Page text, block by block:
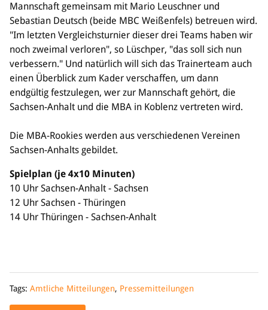
Service
Stellenangebote
Downloads
Turnier- & Campbörse
FAQ
Kontakt
Vereinsfanshops
Mannschaft gemeinsam mit Mario Leuschner und
Sebastian Deutsch (beide MBC Weißenfels) betreuen wird.
"Im letzten Vergleichsturnier dieser drei Teams haben wir
noch zweimal verloren", so Lüschper, "das soll sich nun
verbessern." Und natürlich will sich das Trainerteam auch
einen Überblick zum Kader verschaffen, um dann
endgültig festzulegen, wer zur Mannschaft gehört, die
Sachsen-Anhalt und die MBA in Koblenz vertreten wird.
Die MBA-Rookies werden aus verschiedenen Vereinen
Sachsen-Anhalts gebildet.
Spielplan (je 4x10 Minuten)
10 Uhr Sachsen-Anhalt - Sachsen
12 Uhr Sachsen - Thüringen
14 Uhr Thüringen - Sachsen-Anhalt
Tags: Amtliche Mitteilungen, Pressemitteilungen